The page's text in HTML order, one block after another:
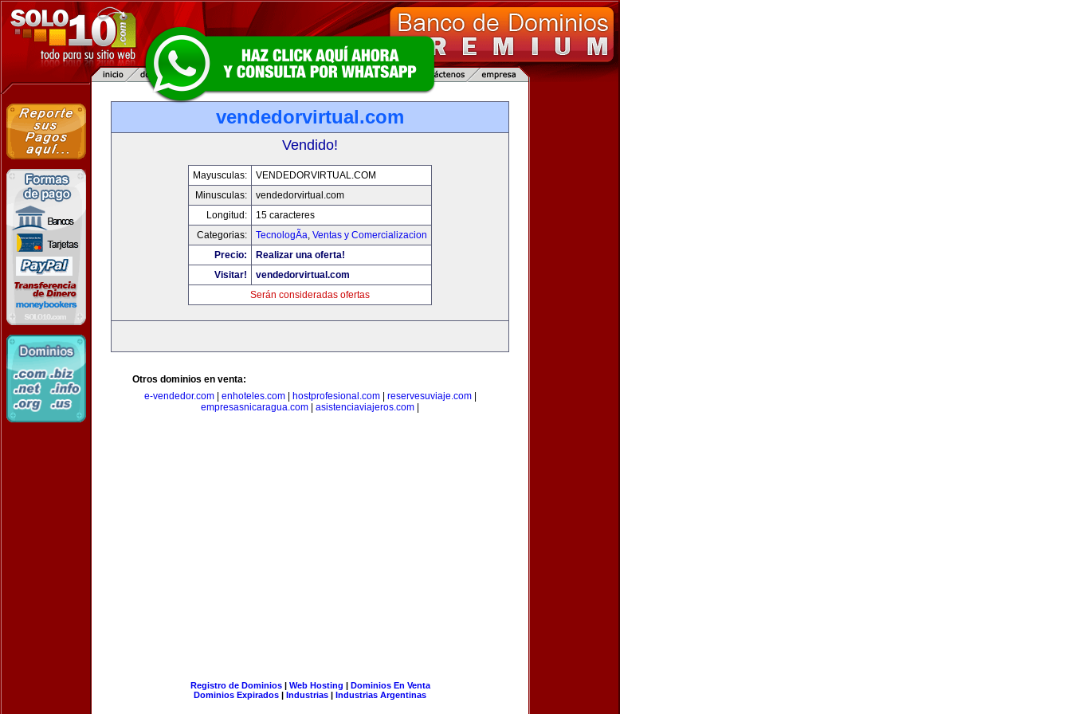
vendedorvirtual.com
Vendido!
Mayusculas:
VENDEDORVIRTUAL.COM
Minusculas:
vendedorvirtual.com
Longitud:
15 caracteres
Categorias:
TecnologÃ­a, Ventas y Comercializacion
Precio:
Realizar una oferta!
Visitar!
vendedorvirtual.com
Serán consideradas ofertas
Otros dominios en venta:
e-vendedor.com| enhoteles.com| hostprofesional.com| reservesuviaje.com|
empresasnicaragua.com
asistenciaviajeros.com
Registro de Dominios| Web Hosting | Dominios En Venta
Dominios Expirados | Industrias | Industrias Argentinas